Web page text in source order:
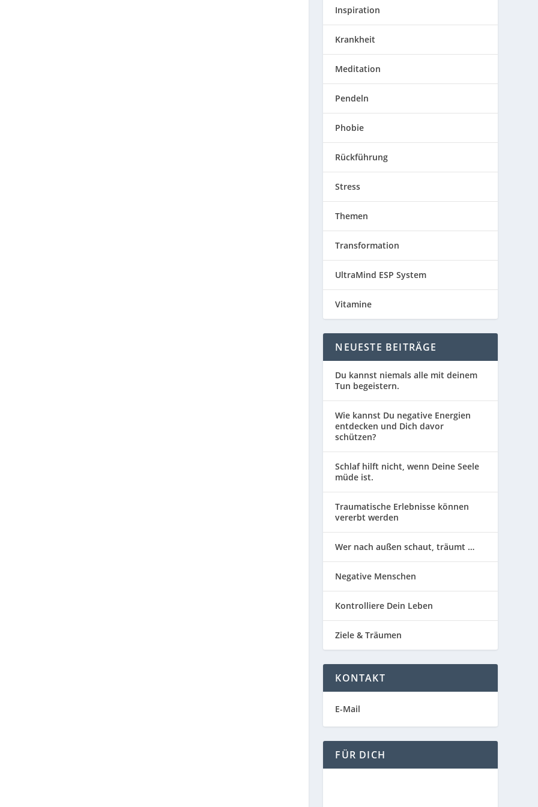
Inspiration
Krankheit
Meditation
Pendeln
Phobie
Rückführung
Stress
Themen
Transformation
UltraMind ESP System
Vitamine
NEUESTE BEITRÄGE
Du kannst niemals alle mit deinem
Tun begeistern.
Wie kannst Du negative Energien
entdecken und Dich davor
schützen?
Schlaf hilft nicht, wenn Deine Seele
müde ist.
Traumatische Erlebnisse können
vererbt werden
Wer nach außen schaut, träumt …
Negative Menschen
Kontrolliere Dein Leben
Ziele & Träumen
KONTAKT
E-Mail
FÜR DICH